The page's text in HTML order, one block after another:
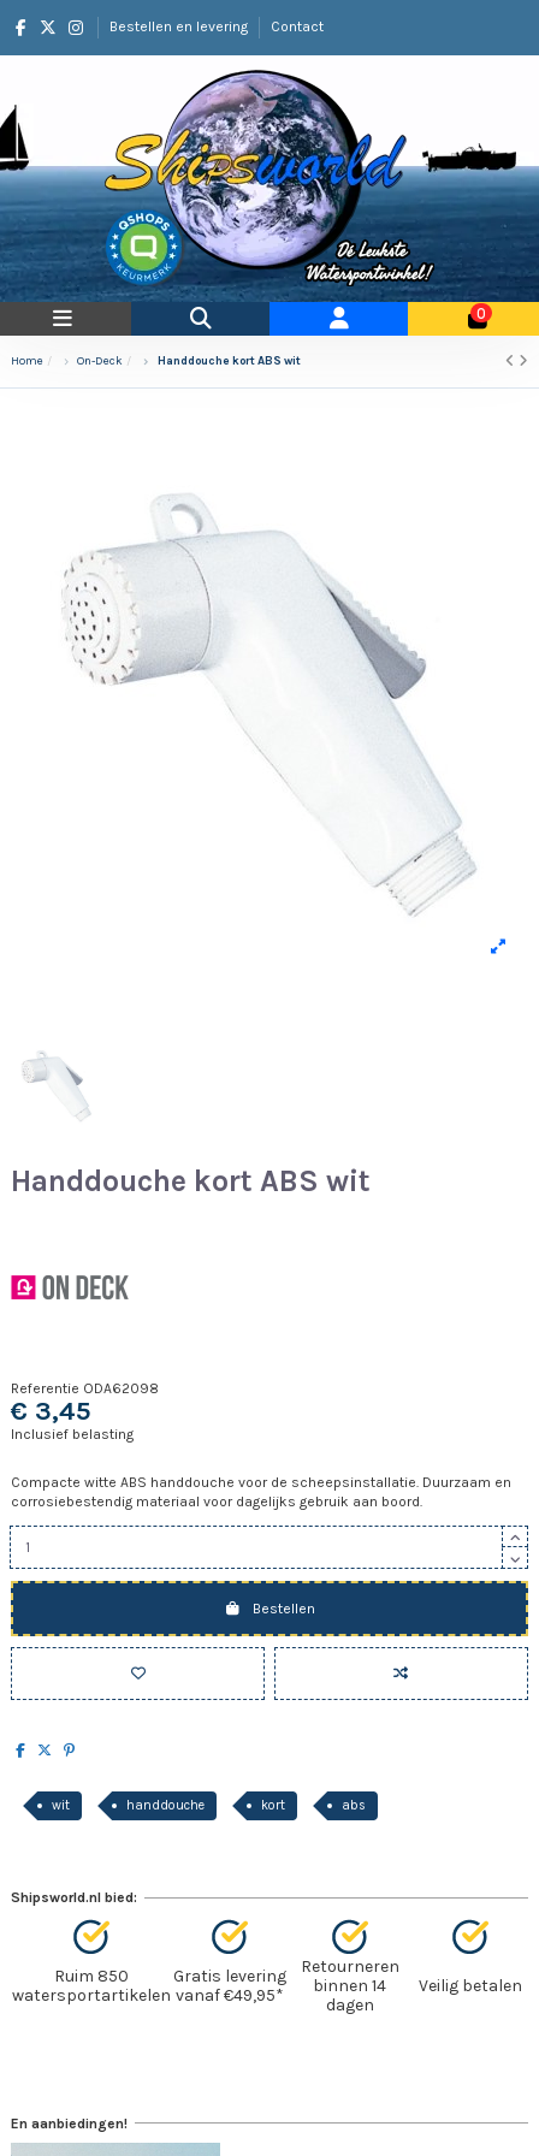
Bestellen en levering Contact
0
Home On-Deck Handdouche kort ABS wit
Handdouche kort ABS wit
Referentie ODA62098
€ 3,45
Inclusief belasting
Compacte witte ABS handdouche voor de scheepsinstallatie. Duurzaam en
corrosiebestendig materiaal voor dagelijks gebruik aan boord.
Bestellen
wit handdouche kort abs
Shipsworld.nl bied:
Ruim 850
watersportartikelen
Gratis levering
vanaf €49,95*
Retourneren
binnen 14
dagen
Veilig betalen
En aanbiedingen!